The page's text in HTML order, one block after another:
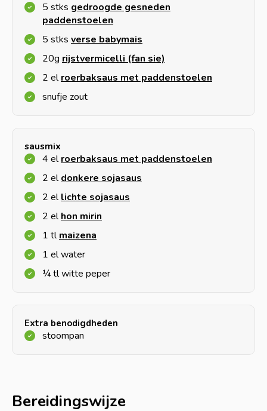
5 stks gedroogde gesneden
paddenstoelen
5 stks verse babymais
20g rijstvermicelli (fan sie)
2 elroerbaksaus met paddenstoelen
snufje zout
sausmix
4 elroerbaksaus met paddenstoelen
2 eldonkere sojasaus
2 ellichte sojasaus
2 elhon mirin
1 tlmaizena
1 el water
¼ tl witte peper
Extra benodigdheden
stoompan
Bereidingswijze